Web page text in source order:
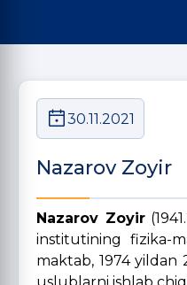
30.11.2021
Nazarov Zoyir
Nazarov Zoyir
institutining fizika-
maktab, 1974 yildan